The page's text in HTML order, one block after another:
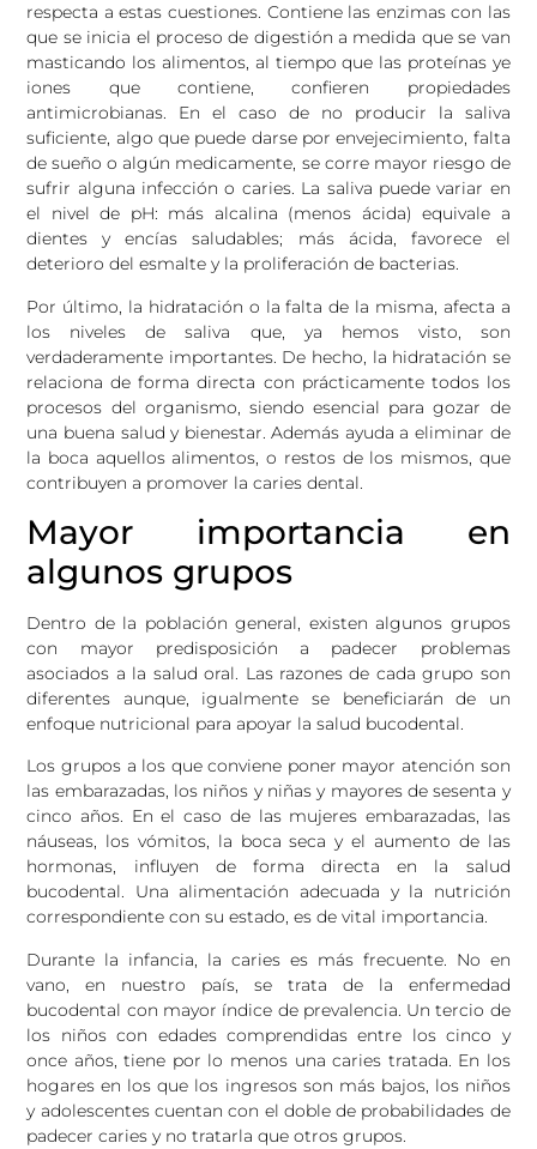
respecta a estas cuestiones. Contiene las enzimas con las
que se inicia el proceso de digestión a medida que se van
masticando los alimentos, al tiempo que las proteínas ye
iones que contiene, confieren propiedades
antimicrobianas. En el caso de no producir la saliva
suficiente, algo que puede darse por envejecimiento, falta
de sueño o algún medicamente, se corre mayor riesgo de
sufrir alguna infección o caries. La saliva puede variar en
el nivel de pH: más alcalina (menos ácida) equivale a
dientes y encías saludables; más ácida, favorece el
deterioro del esmalte y la proliferación de bacterias.
Por último, la hidratación o la falta de la misma, afecta a
los niveles de saliva que, ya hemos visto, son
verdaderamente importantes. De hecho, la hidratación se
relaciona de forma directa con prácticamente todos los
procesos del organismo, siendo esencial para gozar de
una buena salud y bienestar. Además ayuda a eliminar de
la boca aquellos alimentos, o restos de los mismos, que
contribuyen a promover la caries dental.
Mayor importancia en
algunos grupos
Dentro de la población general, existen algunos grupos
con mayor predisposición a padecer problemas
asociados a la salud oral. Las razones de cada grupo son
diferentes aunque, igualmente se beneficiarán de un
enfoque nutricional para apoyar la salud bucodental.
Los grupos a los que conviene poner mayor atención son
las embarazadas, los niños y niñas y mayores de sesenta y
cinco años. En el caso de las mujeres embarazadas, las
náuseas, los vómitos, la boca seca y el aumento de las
hormonas, influyen de forma directa en la salud
bucodental. Una alimentación adecuada y la nutrición
correspondiente con su estado, es de vital importancia.
Durante la infancia, la caries es más frecuente. No en
vano, en nuestro país, se trata de la enfermedad
bucodental con mayor índice de prevalencia. Un tercio de
los niños con edades comprendidas entre los cinco y
once años, tiene por lo menos una caries tratada. En los
hogares en los que los ingresos son más bajos, los niños
y adolescentes cuentan con el doble de probabilidades de
padecer caries y no tratarla que otros grupos.